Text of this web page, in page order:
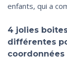
enfants, qui a
4 jolies
différentes
coordonnées